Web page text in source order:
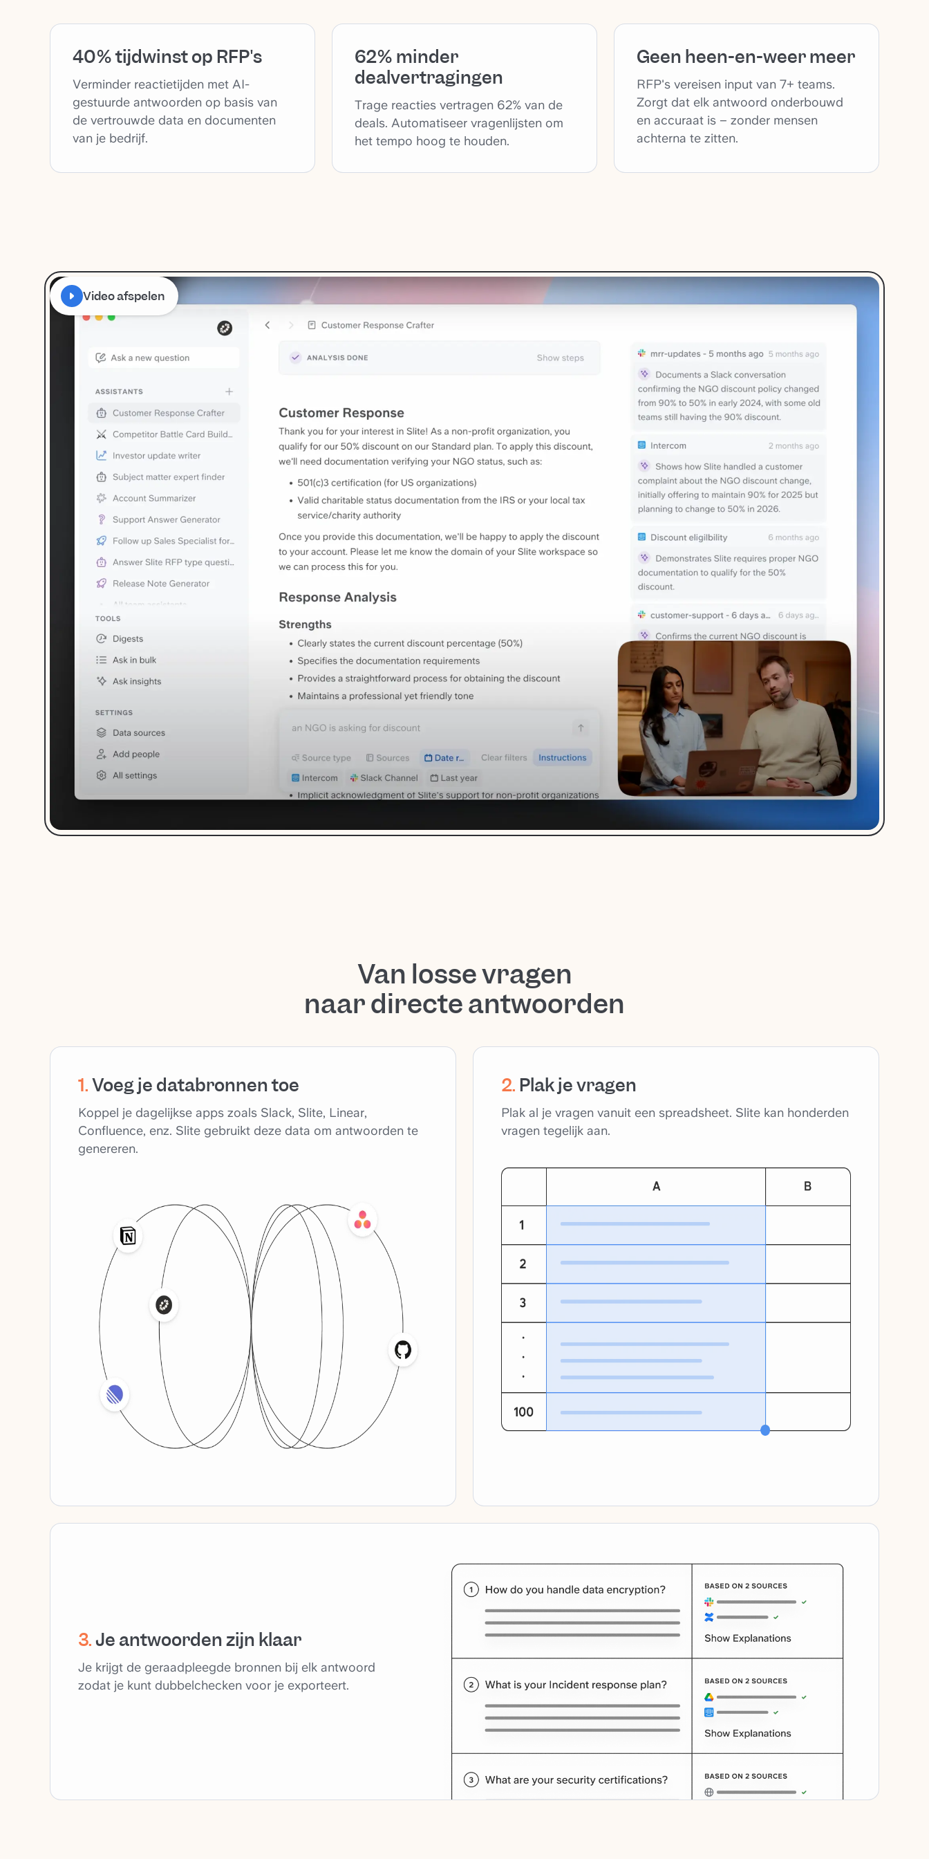
40% tijdwinst op RFP's
Verminder reactietijden met AI-
gestuurde antwoorden op basis van
de vertrouwde data en documenten
van je bedrijf.
62% minder
dealvertragingen
Trage reacties vertragen 62% van de
deals. Automatiseer vragenlijsten om
het tempo hoog te houden.
Geen heen-en-weer meer
RFP's vereisen input van 7+ teams.
Zorgt dat elk antwoord onderbouwd
en accuraat is – zonder mensen
achterna te zitten.
Video afspelen
Van losse vragen
naar directe antwoorden
1.Voeg je databronnen toe
Koppel je dagelijkse apps zoals Slack, Slite, Linear,
Confluence, enz. Slite gebruikt deze data om antwoorden te
genereren.
2. Plak je vragen
Plak al je vragen vanuit een spreadsheet. Slite kan honderden
vragen tegelijk aan.
3.Je antwoorden zijn klaar
Je krijgt de geraadpleegde bronnen bij elk antwoord
zodat je kunt dubbelchecken voor je exporteert.